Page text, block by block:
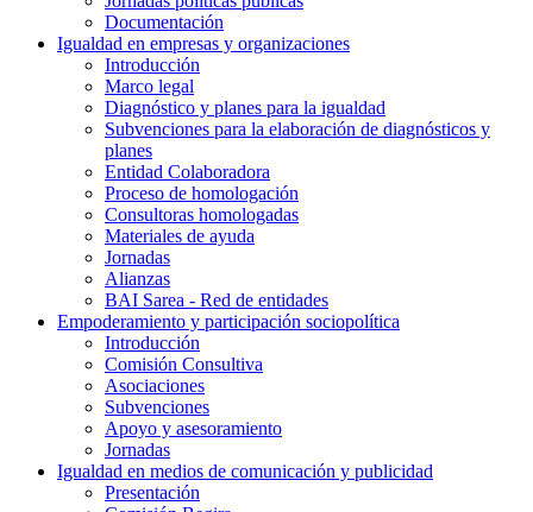
Documentación
Igualdad en empresas y organizaciones
Introducción
Marco legal
Diagnóstico y planes para la igualdad
Subvenciones para la elaboración de diagnósticos y
planes
Entidad Colaboradora
Proceso de homologación
Consultoras homologadas
Materiales de ayuda
Jornadas
Alianzas
BAI Sarea - Red de entidades
Empoderamiento y participación sociopolítica
Introducción
Comisión Consultiva
Asociaciones
Subvenciones
Apoyo y asesoramiento
Jornadas
Igualdad en medios de comunicación y publicidad
Presentación